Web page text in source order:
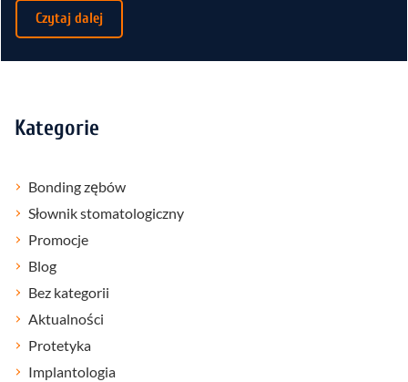
Czytaj dalej
Kategorie
Bonding zębów
Słownik stomatologiczny
Promocje
Blog
Bez kategorii
Aktualności
Protetyka
Implantologia